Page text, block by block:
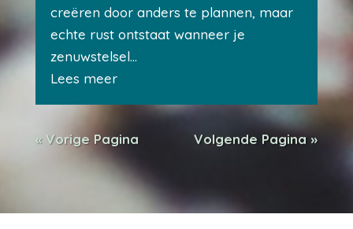
creëren door anders te plannen, maar
echte rust ontstaat wanneer je
zenuwstelsel...
Lees meer
« Vorige Pagina Volgende Pagina »